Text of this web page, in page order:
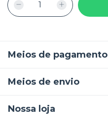
Meios de pagamento
Meios de envio
Nossa loja